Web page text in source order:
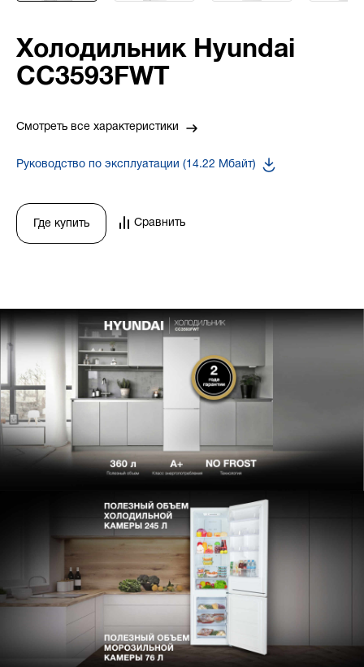
Холодильник Hyundai
CC3593FWT
Смотреть все характеристики
Руководство по эксплуатации (14.22 Мбайт)
Где купить Сравнить